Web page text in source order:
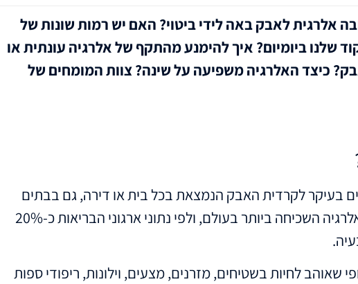
אלרגית לאבק באה לידי ביטוי? האם יש רמות שונות של
שלנו ביומיום? איך להימנע מהתקף של אלרגיה עונתית או
כיצד האלרגיה משפיעה על שינה? צוות המומחים של
בעיקר לקרדית האבק הנמצאת בכל בית או דירה, גם בבתים
הנקיים ביותר. אלרגיה לקרדית האבק נחשבת לאלרגיה השכיחה ביותר בעולם, ולפי נתוני ארגוני הבריאות כ-20%
לחיות בשטיחים, מזרנים, מצעים, וילונות, ריפודי ספות